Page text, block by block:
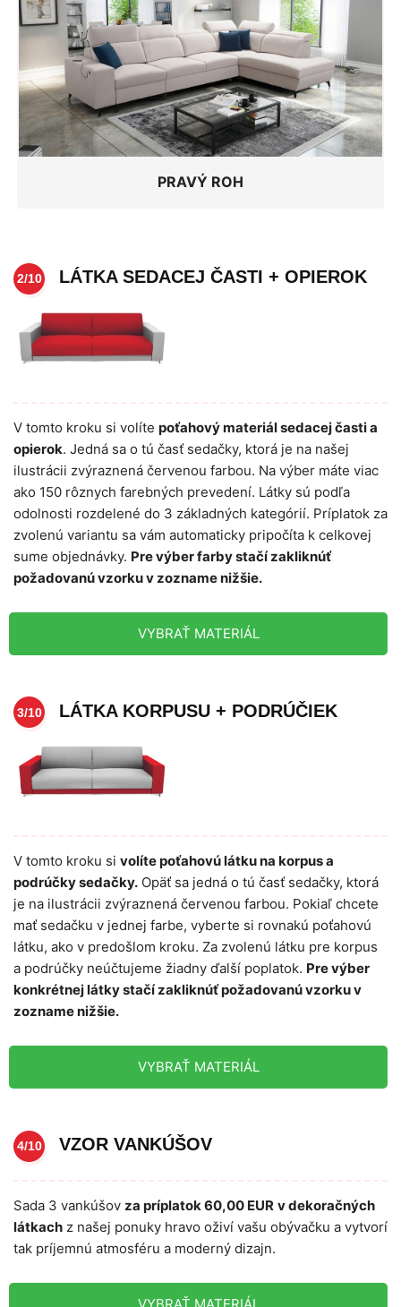
PRAVÝ ROH
2/10 LÁTKA SEDACEJ ČASTI + OPIEROK
V tomto kroku si volíte poťahový materiál sedacej časti a
opierok. Jedná sa o tú časť sedačky, ktorá je na našej
ilustrácii zvýraznená červenou farbou. Na výber máte viac
ako 150 rôznych farebných prevedení. Látky sú podľa
odolnosti rozdelené do 3 základných kategórií. Príplatok za
zvolenú variantu sa vám automaticky pripočíta k celkovej
sume objednávky. Pre výber farby stačí zakliknúť
požadovanú vzorku v zozname nižšie.
VYBRAŤ MATERIÁL
3/10 LÁTKA KORPUSU + PODRÚČIEK
V tomto kroku si volíte poťahovú látku na korpus a
podrúčky sedačky. Opäť sa jedná o tú časť sedačky, ktorá
je na ilustrácii zvýraznená červenou farbou. Pokiaľ chcete
mať sedačku v jednej farbe, vyberte si rovnakú poťahovú
látku, ako v predošlom kroku. Za zvolenú látku pre korpus
a podrúčky neúčtujeme žiadny ďalší poplatok. Pre výber
konkrétnej látky stačí zakliknúť požadovanú vzorku v
zozname nižšie.
VYBRAŤ MATERIÁL
4/10 VZOR VANKÚŠOV
Sada 3 vankúšov za príplatok 60,00 EUR v dekoračných
látkach z našej ponuky hravo oživí vašu obývačku a vytvorí
tak príjemnú atmosféru a moderný dizajn.
VYBRAŤ MATERIÁL